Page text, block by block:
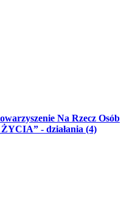
Na Rzecz Osób
- działania (4)